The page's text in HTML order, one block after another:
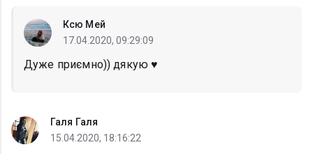
Ксю Мей
17.04.2020, 09:29:09
Дуже приємно)) дякую ♥️
Галя Галя
15.04.2020, 18:16:22